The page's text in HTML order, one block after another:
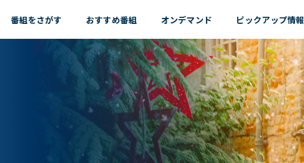
番組をさがす おすすめ番組 オンデマンド ピックアップ情報